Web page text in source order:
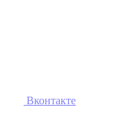
Вконтакте